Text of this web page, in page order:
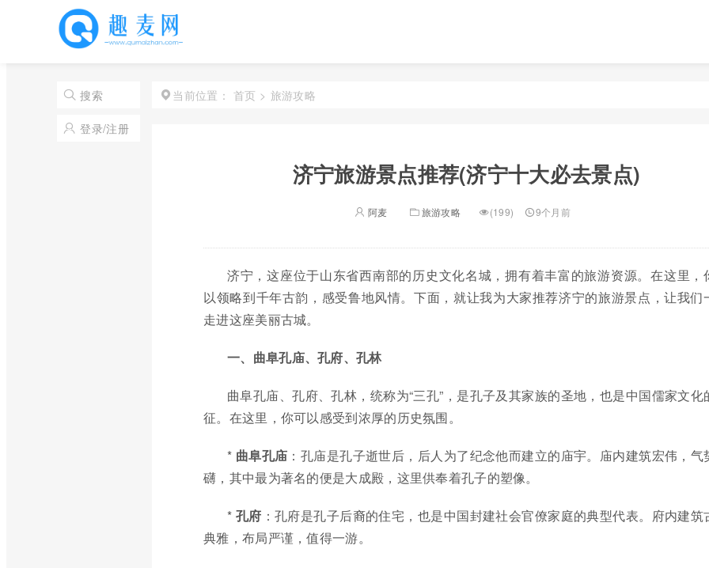
搜索
登录/注册
当前位置： 首页 > 旅游攻略
济宁旅游景点推荐(济宁十大必去景点)
阿麦 旅游攻略 (199) 9个月前
济宁，这座位于山东省西南部的历史文化名城，拥有着丰富的旅游资源。在这里，
以领略到千年古韵，感受鲁地风情。下面，就让我为大家推荐济宁的旅游景点，让我们
走进这座美丽古城。
一、曲阜孔庙、孔府、孔林
曲阜孔庙、孔府、孔林，统称为“三孔”，是孔子及其家族的圣地，也是中国儒家文化
征。在这里，你可以感受到浓厚的历史氛围。
* 曲阜孔庙 ：孔庙是孔子逝世后，后人为了纪念他而建立的庙宇。庙内建筑宏伟，气
礴，其中最为著名的便是大成殿，这里供奉着孔子的塑像。
* 孔府 ：孔府是孔子后裔的住宅，也是中国封建社会官僚家庭的典型代表。府内建筑
典雅，布局严谨，值得一游。